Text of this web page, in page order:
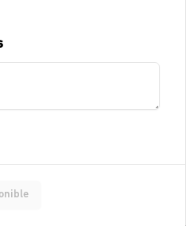
de tamarindo.
con Lychees, fresas y toques